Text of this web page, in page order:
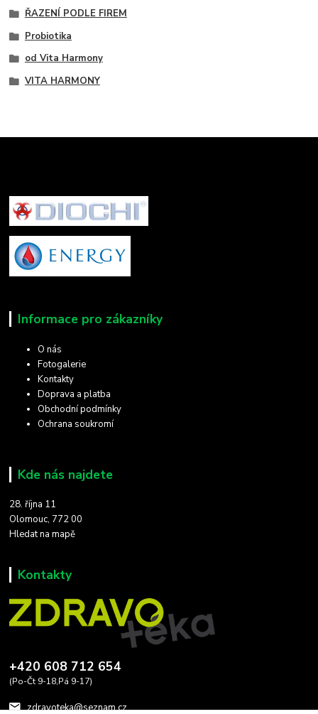
ŘAZENÍ PODLE FIREM
Probiotika
od Vita Harmony
VITA HARMONY
Informace pro zákazníky
O nás
Fotogalerie
Kontakty
Doprava a platba
Obchodní podmínky
Ochrana soukromí
Kde nás najdete
28. října 11
Olomouc, 772 00
Hledat na mapě
Kontakty
+420 608 712 654
(Po-Čt 9-18,Pá 9-17)
zdravoteka@seznam.cz